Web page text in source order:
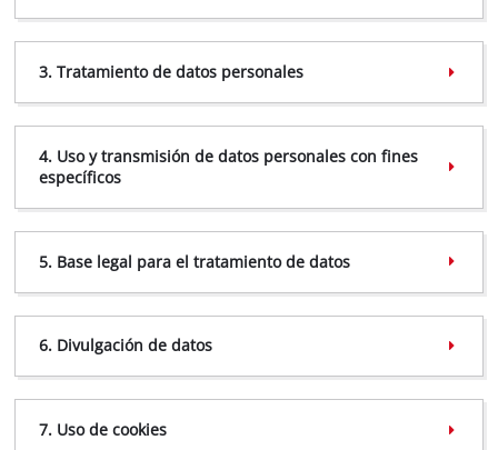
3. Tratamiento de datos personales
4. Uso y transmisión de datos personales con fines
específicos
5. Base legal para el tratamiento de datos
5.1 Technical administration of the website
6. Divulgación de datos
7. Uso de cookies